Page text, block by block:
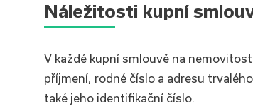
Náležitosti kupní
V každé kupní smlouvě na
příjmení, rodné číslo a adresu
také jeho identifikační číslo.